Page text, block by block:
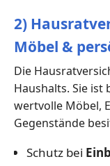
2)
Möbel &
Die
Haushalts. Sie
wertvolle Möbel,
Gegenstände
Schutz bei